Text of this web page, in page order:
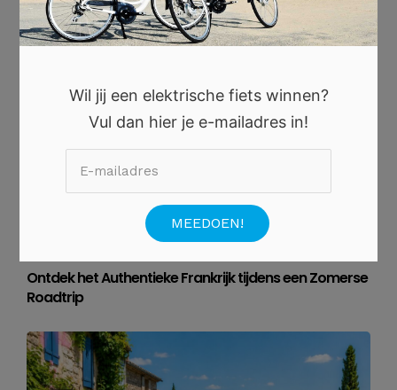
Ontdek het Authentieke Frankrijk tijdens een Zomerse
Roadtrip
Wil jij een elektrische fiets winnen?
Vul dan hier je e-mailadres in!